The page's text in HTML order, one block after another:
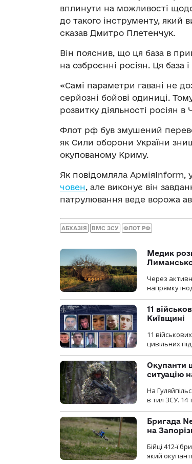
вплинути на можливості
до такого інструменту, який
сказав Дмитро Плетенчук.
Він пояснив, що ця база в
на озброєнні росіян. Ця база
«Самі параметри гавані не
серйозні бойові одиниці.
розвитку діяльності росіян
Флот рф був змушений
як Сили оборони України
окупованому Криму.
Як повідомляла АрміяInform,
човен, але виконує він
патрулювання веде ворожа
АБХАЗІЯ ВМС ЗСУ ФЛОТ РФ
Медик
Через
напрямку
11
Київщині
11
цивільних
Окупанти
ситуацію
На
в тил ЗСУ. 14
Бригада
на
Бійці 412-ї
який